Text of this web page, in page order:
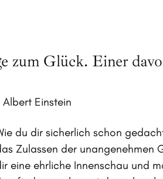
zum Glück. Einer
Einstein
du dir sicherlich schon
Zulassen der unangenehmen
eine ehrliche Innenschau und